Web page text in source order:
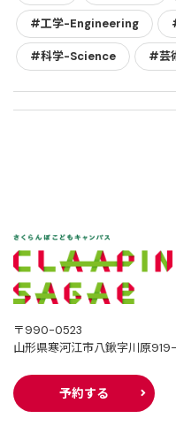
#工学-Engineering
#科学-Science #芸
〒990-0523
山形県寒河江市八鍬字川原
予約する